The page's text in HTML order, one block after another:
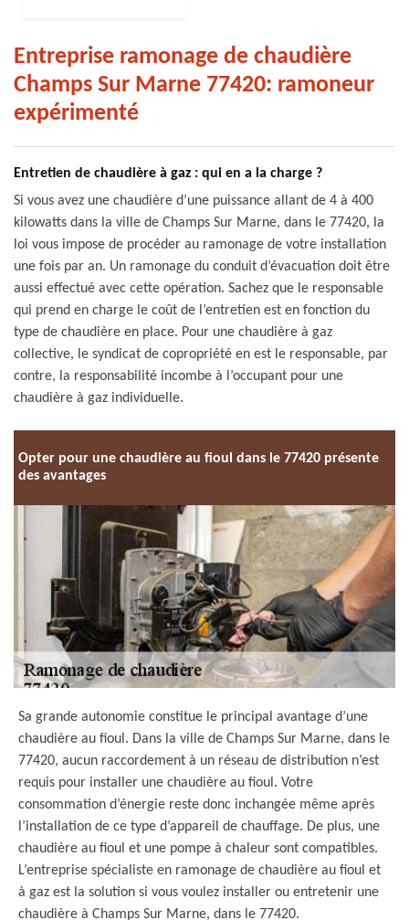
Entreprise ramonage de chaudière
Champs Sur Marne 77420: ramoneur
expérimenté
Entretien de chaudière à gaz : qui en a la charge ?
Si vous avez une chaudière d’une puissance allant de 4 à 400
kilowatts dans la ville de Champs Sur Marne, dans le 77420, la
loi vous impose de procéder au ramonage de votre installation
une fois par an. Un ramonage du conduit d’évacuation doit être
aussi effectué avec cette opération. Sachez que le responsable
qui prend en charge le coût de l’entretien est en fonction du
type de chaudière en place. Pour une chaudière à gaz
collective, le syndicat de copropriété en est le responsable, par
contre, la responsabilité incombe à l’occupant pour une
chaudière à gaz individuelle.
Opter pour une chaudière au fioul dans le 77420 présente
des avantages
Sa grande autonomie constitue le principal avantage d’une
chaudière au fioul. Dans la ville de Champs Sur Marne, dans le
77420, aucun raccordement à un réseau de distribution n’est
requis pour installer une chaudière au fioul. Votre
consommation d’énergie reste donc inchangée même après
l’installation de ce type d’appareil de chauffage. De plus, une
chaudière au fioul et une pompe à chaleur sont compatibles.
L’entreprise spécialiste en ramonage de chaudière au fioul et
à gaz est la solution si vous voulez installer ou entretenir une
chaudière à Champs Sur Marne, dans le 77420.